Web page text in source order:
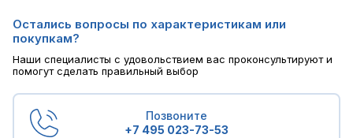
Остались вопросы по характеристикам или
покупкам?
Наши специалисты с удовольствием вас проконсультируют и
помогут сделать правильный выбор
Позвоните
+7 495 023-73-53